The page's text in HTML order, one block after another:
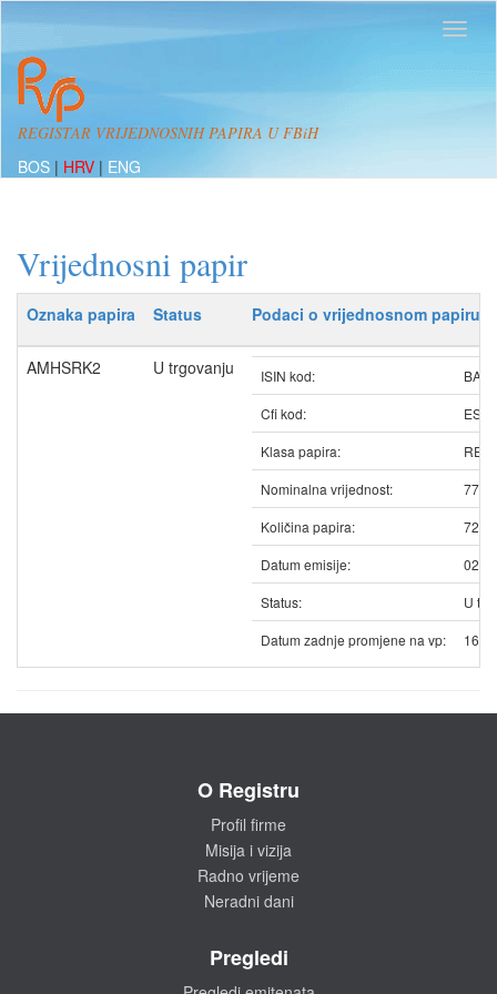
REGISTAR VRIJEDNOSNIH PAPIRA U FBiH
BOS | HRV | ENG
Vrijednosni papir
Oznaka papira Status Podaci o vrijednosnom papiru
AMHSRK2 U trgovanju ISIN kod:
Cfi kod:
Klasa papira:
Nominalna vrijednost:
77.00
Količina papira:
Datum emisije:
Status:
U
Datum zadnje promjene na vp:
O Registru
Profil firme
Misija i vizija
Radno vrijeme
Neradni dani
Pregledi